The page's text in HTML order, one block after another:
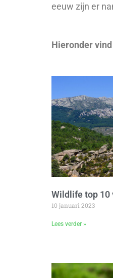
eeuw zijn er
Hieronder
Wildlife top 10
10 januari 2023
Lees verder »